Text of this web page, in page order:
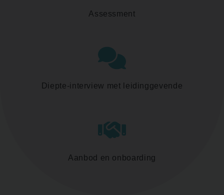
Assessment
Diepte-interview met leidinggevende
Aanbod en onboarding